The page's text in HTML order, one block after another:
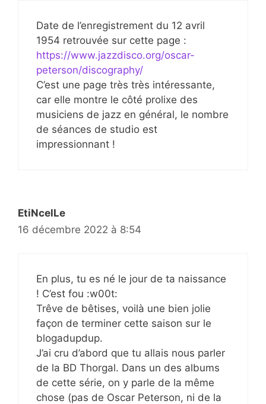
Date de l’enregistrement du 12 avril
1954 retrouvée sur cette page :
https://www.jazzdisco.org/oscar-
peterson/discography/
C’est une page très très intéressante,
car elle montre le côté prolixe des
musiciens de jazz en général, le nombre
de séances de studio est
impressionnant !
EtiNcelLe
16 décembre 2022 à 8:54
En plus, tu es né le jour de ta naissance
! C’est fou :w00t:
Trêve de bêtises, voilà une bien jolie
façon de terminer cette saison sur le
blogadupdup.
J’ai cru d’abord que tu allais nous parler
de la BD Thorgal. Dans un des albums
de cette série, on y parle de la même
chose (pas de Oscar Peterson, ni de la